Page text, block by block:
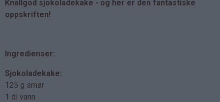
Knallgod sjokoladekake - og her er den fantastiske
oppskriften!
Ingredienser:
Sjokoladekake:
125 g smør
1 dl vann